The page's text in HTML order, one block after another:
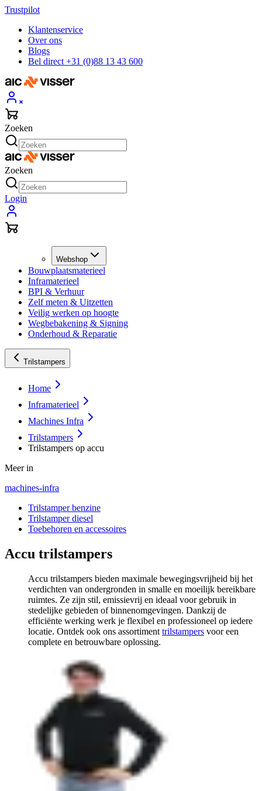
Trustpilot
Klantenservice
Over ons
Blogs
Bel direct +31 (0)88 13 43 600
Zoeken
Zoeken
Login
Webshop
Bouwplaatsmaterieel
Inframaterieel
BPI & Verhuur
Zelf meten & Uitzetten
Veilig werken op hoogte
Wegbebakening & Signing
Onderhoud & Reparatie
Trilstampers
Home
Inframaterieel
Machines Infra
Trilstampers
Trilstampers op accu
Meer in
machines-infra
Trilstamper benzine
Trilstamper diesel
Toebehoren en accessoires
Accu trilstampers
Accu trilstampers bieden maximale bewegingsvrijheid bij het
verdichten van ondergronden in smalle en moeilijk bereikbare
ruimtes. Ze zijn stil, emissievrij en ideaal voor gebruik in
stedelijke gebieden of binnenomgevingen. Dankzij de
efficiënte werking werk je flexibel en professioneel op iedere
locatie. Ontdek ook ons assortiment trilstampers voor een
complete en betrouwbare oplossing.